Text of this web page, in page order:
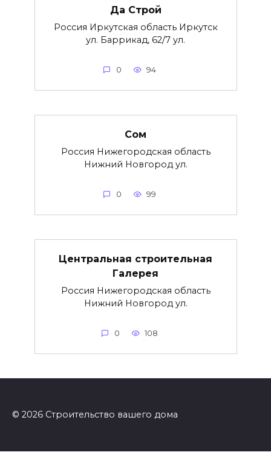
Да Строй
Россия Иркутская область Иркутск
ул. Баррикад, 62/7 ул.
0 94
Сом
Россия Нижегородская область
Нижний Новгород ул.
0 99
Центральная строительная
Галерея
Россия Нижегородская область
Нижний Новгород ул.
0 108
© 2026 Строительство вашего дома